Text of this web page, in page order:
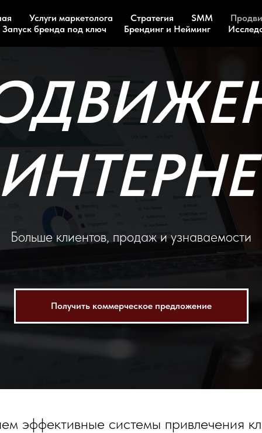
Услуги маркетолога Стратегия SMM
Запуск бренда под ключ
Брендинг и Нейминг
Больше клиентов, продаж и узнаваемости
Получить коммерческое предложение
эффективные системы привлечения